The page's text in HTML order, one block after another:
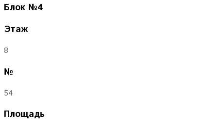
Блок №4
Этаж
8
№
54
Площадь